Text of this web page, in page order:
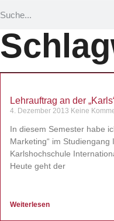
Lehrauftrag an der
4. Dezember 2013 Keine
In diesem Semester habe
Marketing“ im
Karlshochschule
Heute geht der
Weiterlesen